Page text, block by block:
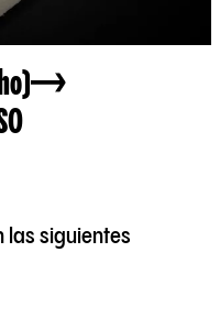
las siguientes